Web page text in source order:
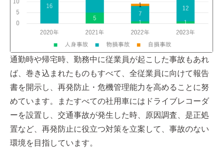
通勤時や帰宅時、勤務中に従業員が起こした事故もあれ
ば、巻き込まれたものもすべて、全従業員に向けて報告
書を開示し、再発防止・危機管理能力を高めることに努
めています。またすべての社用車にはドライブレコーダ
ーを設置し、交通事故が発生した時、原因調査、是正処
置など、再発防止に役立つ対策を立案して、事故のない
環境を目指しています。